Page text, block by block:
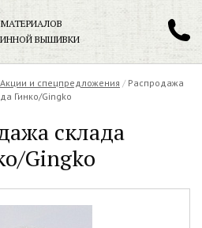
ВЫШИВКИ
271-89-89
обратный звонок
Акции и спецпредложения / Распродажа
Гинко/Gingko
склада
Gingko